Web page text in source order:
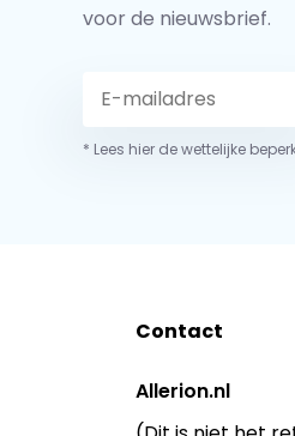
voor de nieuwsbrief.
* Lees hier de wettelijke
Contact
Allerion.nl